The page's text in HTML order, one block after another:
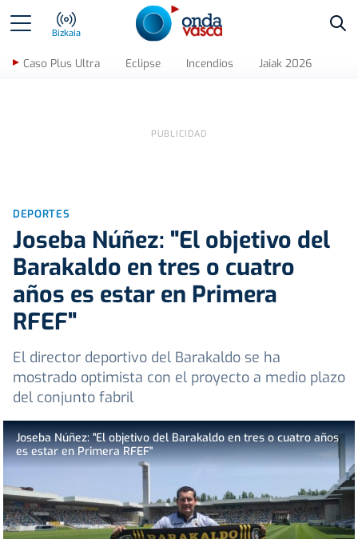
Bizkaia
Caso Plus Ultra Eclipse Incendios Jaiak 2026
DEPORTES
Joseba Núñez: "El objetivo del
Barakaldo en tres o cuatro
años es estar en Primera
RFEF"
El director deportivo del Barakaldo se ha
mostrado optimista con el proyecto a medio plazo
del conjunto fabril
Joseba Núñez: "El objetivo del Barakaldo en tres o cuatro años
es estar en Primera RFEF"